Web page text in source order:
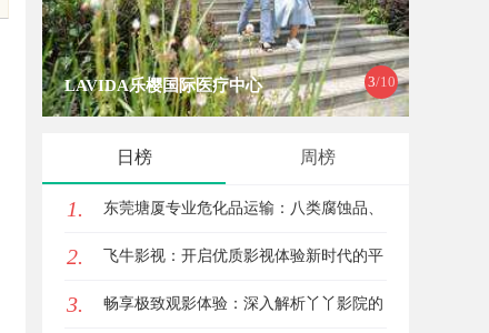
3/10
LAVIDA乐樱国际医疗中心
日榜 周榜
1. 东莞塘厦专业危化品运输：八类腐蚀品、
九类杂项合规全品类承运解决方案
2. 飞牛影视：开启优质影视体验新时代的平
台解析
3. 畅享极致观影体验：深入解析丫丫影院的